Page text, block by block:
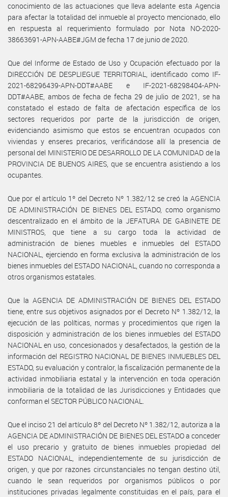
conocimiento de las actuaciones que lleva adelante esta Agencia
para afectar la totalidad del inmueble al proyecto mencionado, ello
en respuesta al requerimiento formulado por Nota NO-2020-
38663691-APN-AABE#JGM de fecha 17 de junio de 2020.
Que del Informe de Estado de Uso y Ocupación efectuado por la
DIRECCIÓN DE DESPLIEGUE TERRITORIAL, identificado como IF-
2021-68296439-APN-DDT#AABE e IF-2021-68298404-APN-
DDT#AABE, ambos de fecha de fecha 29 de julio de 2021, se ha
constatado el estado de falta de afectación específica de los
sectores requeridos por parte de la jurisdicción de origen,
evidenciando asimismo que estos se encuentran ocupados con
viviendas y enseres precarios, verificándose allí la presencia de
personal del MINISTERIO DE DESARROLLO DE LA COMUNIDAD de la
PROVINCIA DE BUENOS AIRES, que se encuentra asistiendo a los
ocupantes.
Que por el artículo 1º del Decreto Nº 1.382/12 se creó la AGENCIA
DE ADMINISTRACIÓN DE BIENES DEL ESTADO, como organismo
descentralizado en el ámbito de la JEFATURA DE GABINETE DE
MINISTROS, que tiene a su cargo toda la actividad de
administración de bienes muebles e inmuebles del ESTADO
NACIONAL, ejerciendo en forma exclusiva la administración de los
bienes inmuebles del ESTADO NACIONAL, cuando no corresponda a
otros organismos estatales.
Que la AGENCIA DE ADMINISTRACIÓN DE BIENES DEL ESTADO
tiene, entre sus objetivos asignados por el Decreto Nº 1.382/12, la
ejecución de las políticas, normas y procedimientos que rigen la
disposición y administración de los bienes inmuebles del ESTADO
NACIONAL en uso, concesionados y desafectados, la gestión de la
información del REGISTRO NACIONAL DE BIENES INMUEBLES DEL
ESTADO, su evaluación y contralor, la fiscalización permanente de la
actividad inmobiliaria estatal y la intervención en toda operación
inmobiliaria de la totalidad de las Jurisdicciones y Entidades que
conforman el SECTOR PÚBLICO NACIONAL.
Que el inciso 21 del artículo 8º del Decreto Nº 1.382/12, autoriza a la
AGENCIA DE ADMINISTRACIÓN DE BIENES DEL ESTADO a conceder
el uso precario y gratuito de bienes inmuebles propiedad del
ESTADO NACIONAL, independientemente de su jurisdicción de
origen, y que por razones circunstanciales no tengan destino útil,
cuando le sean requeridos por organismos públicos o por
instituciones privadas legalmente constituidas en el país, para el